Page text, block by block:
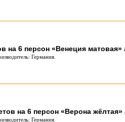
на 6 персон «Венеция матовая»
Германия.
на 6 персон «Верона жёлтая»
Германия.